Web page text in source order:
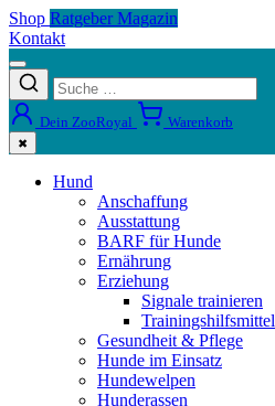
Shop Ratgeber Magazin
Kontakt
Dein ZooRoyal Warenkorb
✖
Hund
Anschaffung
Ausstattung
BARF für Hunde
Ernährung
Erziehung
Signale trainieren
Trainingshilfsmittel
Gesundheit & Pflege
Hunde im Einsatz
Hundewelpen
Hunderassen